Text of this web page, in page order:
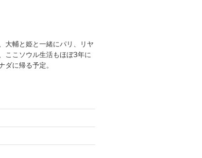
大輔と姫と一緒にパリ、リヤ
ここソウル生活もほぼ3年に
ダに帰る予定。